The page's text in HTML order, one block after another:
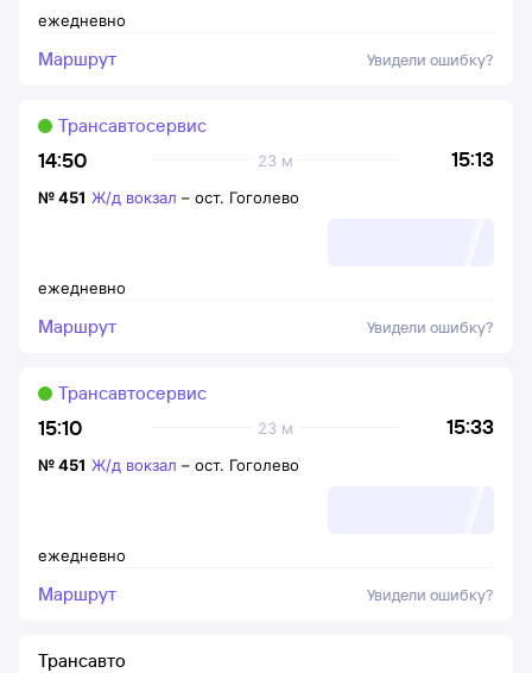
ежедневно
Маршрут Увидели ошибку?
14:50 15:13
23 м
Трансавтосервис
ежедневно
№451 Ж/д вокзал – ост. Гоголево
Маршрут Увидели ошибку?
15:10 15:33
23 м
Трансавтосервис
ежедневно
№451 Ж/д вокзал – ост. Гоголево
Маршрут Увидели ошибку?
Трансавто